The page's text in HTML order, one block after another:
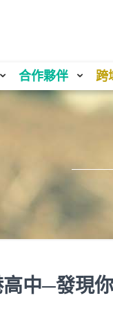
合作夥伴 跨
高中─發現